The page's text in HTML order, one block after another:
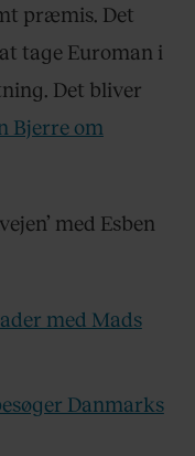
præmis. Det
tage Euroman i
Det bliver
Bjerre om
med Esben
med Mads
Danmarks